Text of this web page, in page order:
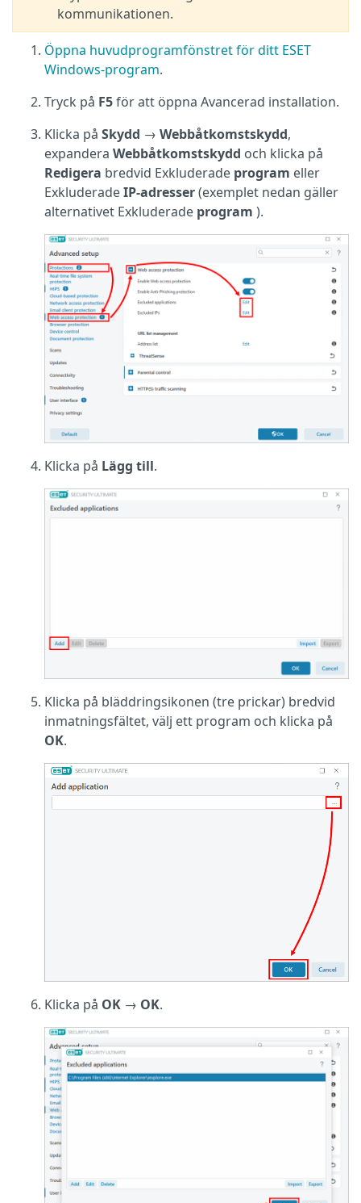
kommunikationen.
Öppna huvudprogramfönstret för ditt ESET
Windows-program.
Tryck på F5för att öppna Avancerad installation.
Klicka på Skydd → Webbåtkomstskydd,
expandera Webbåtkomstskydd och klicka på
Redigera bredvid Exkluderade program eller
ExkluderadeIP-adresser(exemplet nedan gäller
alternativet Exkluderade program ).
Klicka på Lägg till.
Klicka på bläddringsikonen (tre prickar) bredvid
inmatningsfältet, välj ett program och klicka på
OK.
Klicka på OK → OK.